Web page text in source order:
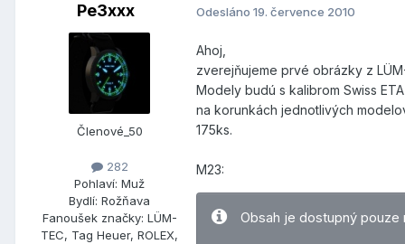
Pe3xxx
Členové_50
282
Pohlaví: Muž
Bydlí: Rožňava
Fanoušek značky: LÜM-
TEC, Tag Heuer, ROLEX,
Odesláno 19. července 2010
Ahoj,
zverejňujeme prvé obrázky z
Modely budú s kalibrom Swiss
na korunkách jednotlivých
175ks.
M23:
Obsah je dostupný